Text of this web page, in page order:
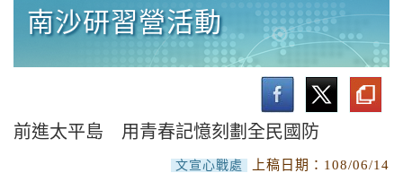
全民國防教育最新公告
南沙研習營活動
南沙研習營活動
前進太平島 用青春記憶刻劃全民國防
文宣心戰處 上稿日期： 108/06/14